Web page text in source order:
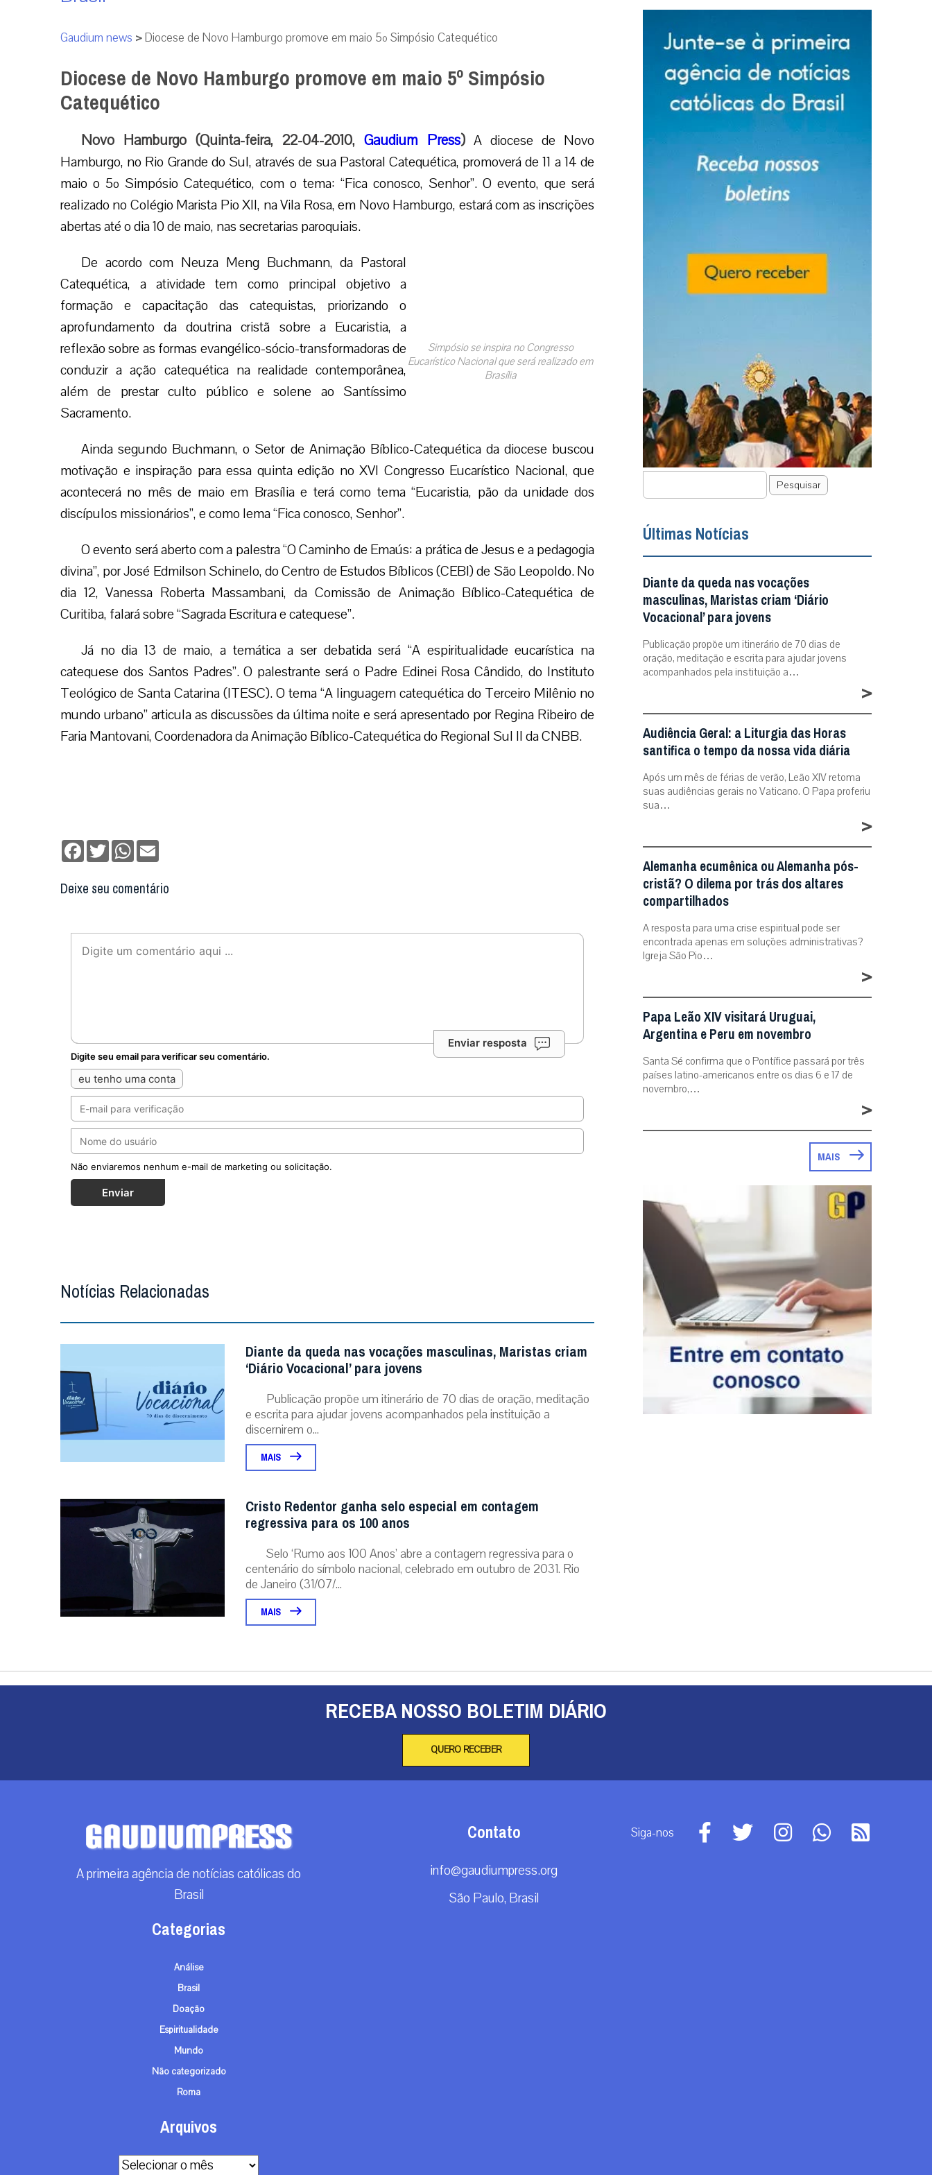
Gaudium news >Diocese de Novo Hamburgo promove em maio 5º Simpósio Catequético
Diocese de Novo Hamburgo promove em maio 5º Simpósio
Catequético
Novo Hamburgo (Quinta-feira, 22-04-2010,Gaudium Press)A diocese de Novo
Hamburgo, no Rio Grande do Sul, através de sua Pastoral Catequética, promoverá de 11 a 14 de
maio o 5º Simpósio Catequético, com o tema: “Fica conosco, Senhor”. O evento, que será
realizado no Colégio Marista Pio XII, na Vila Rosa, em Novo Hamburgo, estará com as inscrições
abertas até o dia 10 de maio, nas secretarias paroquiais.
Simpósio se inspira no Congresso
Eucarístico Nacional que será realizado em
Brasília
De acordo com Neuza Meng Buchmann, da Pastoral
Catequética, a atividade tem como principal objetivo a
formação e capacitação das catequistas, priorizando o
aprofundamento da doutrina cristã sobre a Eucaristia, a
reflexão sobre as formas evangélico-sócio-transformadoras de
conduzir a ação catequética na realidade contemporânea,
além de prestar culto público e solene ao Santíssimo
Sacramento.
Ainda segundo Buchmann, o Setor de Animação Bíblico-Catequética da diocese buscou
motivação e inspiração para essa quinta edição no XVI Congresso Eucarístico Nacional, que
acontecerá no mês de maio em Brasília e terá como tema “Eucaristia, pão da unidade dos
discípulos missionários”, e como lema “Fica conosco, Senhor”.
O evento será aberto com a palestra “O Caminho de Emaús: a prática de Jesus e a pedagogia
divina”, por José Edmilson Schinelo, do Centro de Estudos Bíblicos (CEBI) de São Leopoldo. No
dia 12, Vanessa Roberta Massambani, da Comissão de Animação Bíblico-Catequética de
Curitiba, falará sobre “Sagrada Escritura e catequese”.
Já no dia 13 de maio, a temática a ser debatida será “A espiritualidade eucarística na
catequese dos Santos Padres”. O palestrante será o Padre Edinei Rosa Cândido, do Instituto
Teológico de Santa Catarina (ITESC). O tema “A linguagem catequética do Terceiro Milênio no
mundo urbano” articula as discussões da última noite e será apresentado por Regina Ribeiro de
Faria Mantovani, Coordenadora da Animação Bíblico-Catequética do Regional Sul II da CNBB.
Facebook
TwitterWhatsApp
Deixe seu comentário
Enviar resposta
Digite seu email para verificar seu comentário.
eu tenho uma conta
Não enviaremos nenhum e-mail de marketing ou solicitação.
Enviar
Notícias Relacionadas
Diante da queda nas vocações masculinas, Maristas criam
‘Diário Vocacional’ para jovens
Publicação propõe um itinerário de 70 dias de oração, meditação
e escrita para ajudar jovens acompanhados pela instituição a
discernirem o...
MAIS
Cristo Redentor ganha selo especial em contagem
regressiva para os 100 anos
Selo ‘Rumo aos 100 Anos’ abre a contagem regressiva para o
centenário do símbolo nacional, celebrado em outubro de 2031. Rio
de Janeiro (31/07/...
MAIS
Pesquisar
Últimas Notícias
Diante da queda nas vocações
masculinas, Maristas criam ‘Diário
Vocacional’ para jovens
Publicação propõe um itinerário de 70 dias de
oração, meditação e escrita para ajudar jovens
acompanhados pela instituição a…
>
Audiência Geral: a Liturgia das Horas
santifica o tempo da nossa vida diária
Após um mês de férias de verão, Leão XIV retoma
suas audiências gerais no Vaticano. O Papa proferiu
sua…
>
Alemanha ecumênica ou Alemanha pós-
cristã? O dilema por trás dos altares
compartilhados
A resposta para uma crise espiritual pode ser
encontrada apenas em soluções administrativas?
Igreja São Pio…
>
Papa Leão XIV visitará Uruguai,
Argentina e Peru em novembro
Santa Sé confirma que o Pontífice passará por três
países latino-americanos entre os dias 6 e 17 de
novembro,…
>
MAIS
RECEBA NOSSO BOLETIM DIÁRIO
QUERO RECEBER
A primeira agência de notícias católicas do
Brasil
Categorias
Análise
Brasil
Doação
Espiritualidade
Mundo
Não categorizado
Roma
Arquivos
Arquivos
Contato
info@gaudiumpress.org
São Paulo, Brasil
Siga-nos